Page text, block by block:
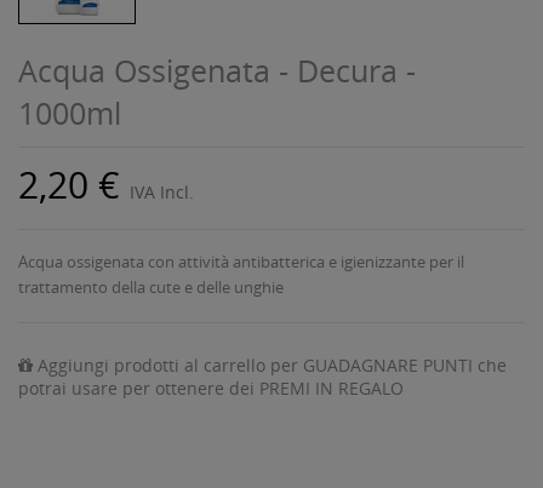
Acqua Ossigenata - Decura -
1000ml
2,20 € IVA Incl.
Acqua ossigenata con attività antibatterica e igienizzante per il
trattamento della cute e delle unghie
Aggiungi prodotti al carrello per GUADAGNARE PUNTI che
potrai usare per ottenere dei PREMI IN REGALO